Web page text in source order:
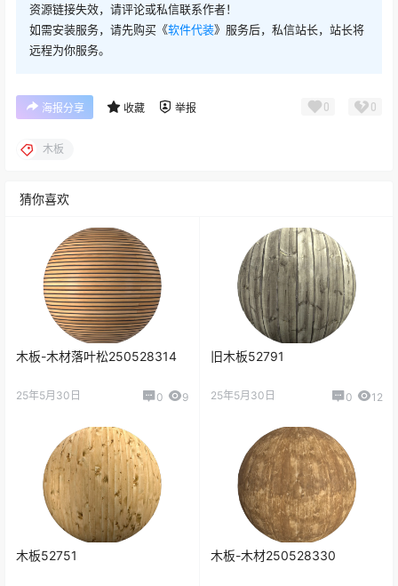
资源链接失效，请评论或私信联系作者！
如需安装服务，请先购买《软件代装》服务后，私信站长，站长将
远程为你服务。
海报分享 收藏 举报 0 0
木板
猜你喜欢
木板-木材落叶松250528314
25年5月30日 0 9
旧木板52791
25年5月30日 0 12
木板52751 木板-木材250528330